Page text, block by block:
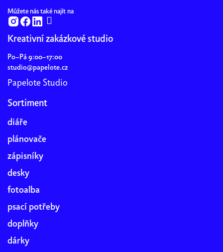
Můžete nás také najít na
Kreativní zakázkové studio
Po–Pá 9:00–17:00
studio@papelote.cz
Papelote Studio
Sortiment
diáře
plánovače
zápisníky
desky
fotoalba
psací potřeby
doplňky
dárky